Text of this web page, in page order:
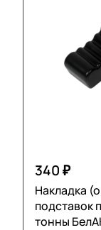
340 ₽
Накладка
подставок
тонны